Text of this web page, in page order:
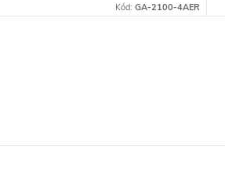
Kód: GA-2100-4AER